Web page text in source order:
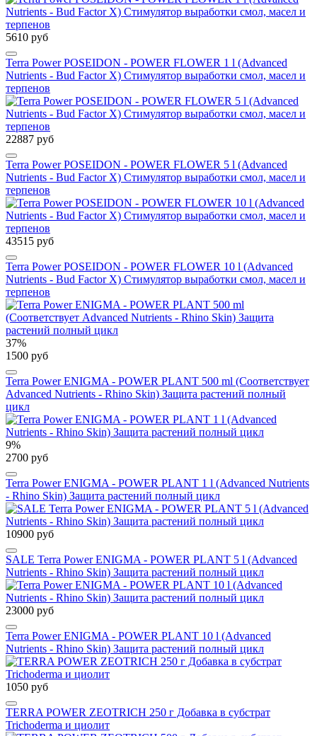
5610 руб
Terra Power POSEIDON - POWER FLOWER 1 l (Advanced
Nutrients - Bud Factor Х) Стимулятор выработки смол, масел и
терпенов
22887 руб
Terra Power POSEIDON - POWER FLOWER 5 l (Advanced
Nutrients - Bud Factor Х) Стимулятор выработки смол, масел и
терпенов
43515 руб
Terra Power POSEIDON - POWER FLOWER 10 l (Advanced
Nutrients - Bud Factor Х) Стимулятор выработки смол, масел и
терпенов
37%
1500 руб
Terra Power ENIGMA - POWER PLANT 500 ml (Соответствует
Advanced Nutrients - Rhino Skin) Защита растений полный
цикл
9%
2700 руб
Terra Power ENIGMA - POWER PLANT 1 l (Advanced Nutrients
- Rhino Skin) Защита растений полный цикл
10900 руб
SALE Terra Power ENIGMA - POWER PLANT 5 l (Advanced
Nutrients - Rhino Skin) Защита растений полный цикл
23000 руб
Terra Power ENIGMA - POWER PLANT 10 l (Advanced
Nutrients - Rhino Skin) Защита растений полный цикл
1050 руб
TERRA POWER ZEOTRICH 250 г Добавка в субстрат
Trichoderma и циолит